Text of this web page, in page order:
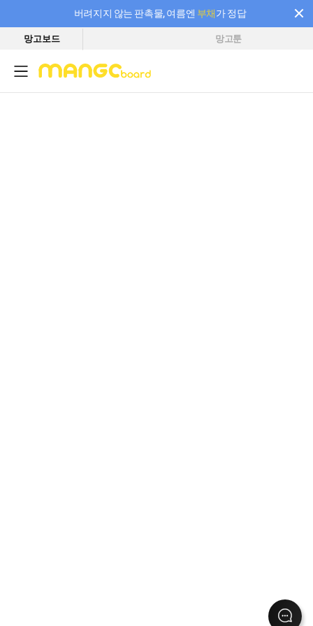
버려지지 않는 판촉물, 여름엔 부채가 정답
필요한 만큼 충전하고 끊김 없이 작업하세요! 새로워진 AI 부스터 요금제
망고보드 망고툰